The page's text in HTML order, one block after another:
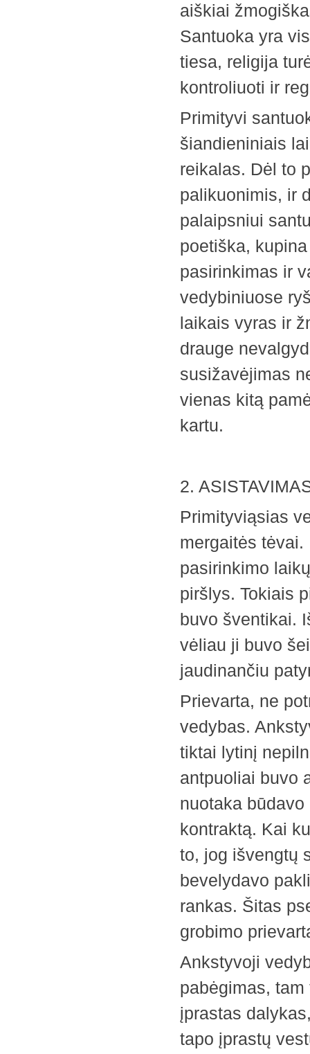
aiškiai
Santuoka yra
tiesa, religija
kontroliuoti ir
Primityvi
šiandieniniais
reikalas. Dėl to
palikuonimis, ir
palaipsniui
poetiška,
pasirinkimas ir
vedybiniuose
laikais vyras ir
drauge
susižavėjimas
vienas kitą
kartu.
2.
Primityviąsias
mergaitės
pasirinkimo
piršlys. Tokiais
buvo šventikai.
vėliau ji buvo
jaudinančiu
Prievarta, ne
vedybas.
tiktai lytinį
antpuoliai buvo
nuotaka
kontraktą. Kai
to, jog išvengtų
bevelydavo
rankas. Šitas
grobimo
Ankstyvoji
pabėgimas,
įprastas
tapo įprastų